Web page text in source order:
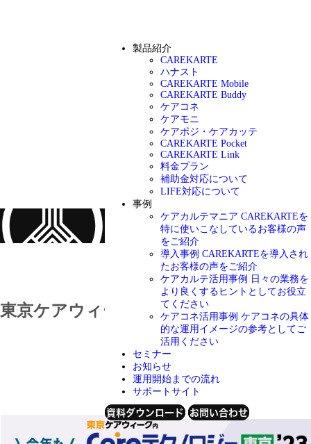
製品紹介
CAREKARTE
ハナスト
CAREKARTE Mobile
CAREKARTE Buddy
ケアコネ
ケアモニ
ケアポジ・ケアカッテ
CAREKARTE Pocket
CAREKARTE Link
料金プラン
補助金対応について
LIFE対応について
事例
ケアカルテマニア CAREKARTEを
特に使いこなしているお客様の声
をご紹介
導入事例 CAREKARTEを導入され
たお客様の声をご紹介
ケアカルテ活用事例
日々の業務を
より良くするヒントとしてお役立
てください
ケアコネ活用事例 ケアコネの具体
的な運用イメージの参考としてご
活用ください
セミナー
お知らせ
運用開始までの流れ
サポートサイト
資料ダウンロード お問い合わせ
お知らせ
東京ケアウィーク’23に出展します